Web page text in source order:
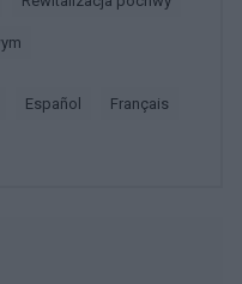
español français